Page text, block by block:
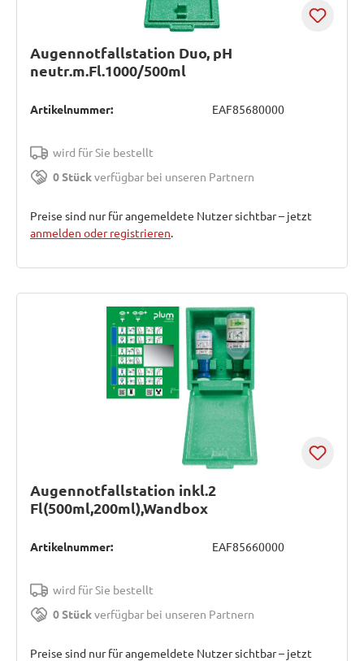
Augennotfallstation Duo, pH
neutr.m.Fl.1000/500ml
Artikelnummer: EAF85680000
wird für Sie bestellt
0 Stückverfügbar bei unseren Partnern
Preise sind nur für angemeldete Nutzer sichtbar – jetzt
anmelden oder registrieren.
Augennotfallstation inkl.2
Fl(500ml,200ml),Wandbox
Artikelnummer: EAF85660000
wird für Sie bestellt
0 Stückverfügbar bei unseren Partnern
Preise sind nur für angemeldete Nutzer sichtbar – jetzt